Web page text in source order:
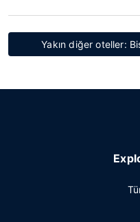
Yakın diğer oteller: